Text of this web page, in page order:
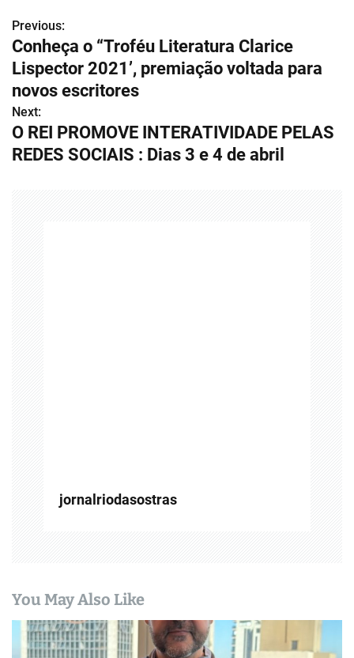
N
a
v
e
g
Previous:
Conheça o “Troféu Literatura Clarice
Lispector 2021’, premiação voltada para
novos escritores
Next:
O REI PROMOVE INTERATIVIDADE PELAS
REDES SOCIAIS : Dias 3 e 4 de abril
jornalriodasostras
You May Also Like